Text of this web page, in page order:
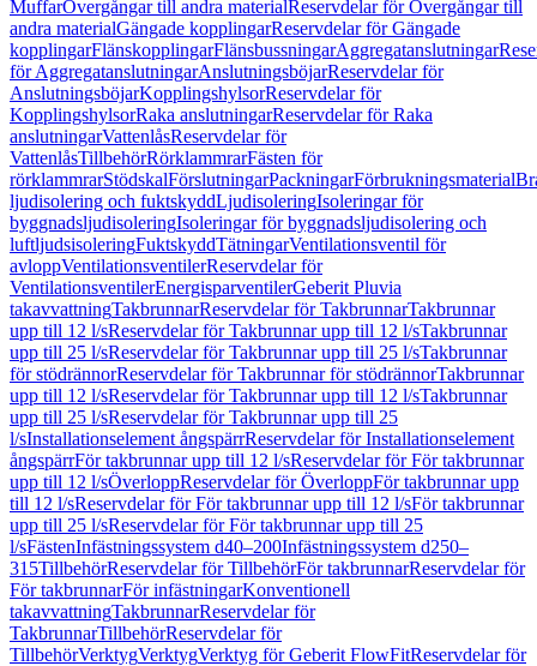
MuffarÖvergångar till andra materialReservdelar för Övergångar till
andra materialGängade kopplingarReservdelar för Gängade
kopplingarFlänskopplingarFlänsbussningarAggregatanslutningar
för AggregatanslutningarAnslutningsböjarReservdelar för
AnslutningsböjarKopplingshylsorReservdelar för
KopplingshylsorRaka anslutningarReservdelar för Raka
anslutningarVattenlåsReservdelar för
VattenlåsTillbehörRörklammrarFästen för
rörklammrarStödskalFörslutningarPackningarFörbrukningsmaterial
ljudisolering och fuktskyddLjudisoleringIsoleringar för
byggnadsljudisoleringIsoleringar för byggnadsljudisolering och
luftljudsisoleringFuktskyddTätningarVentilationsventil för
avloppVentilationsventilerReservdelar för
VentilationsventilerEnergisparventilerGeberit Pluvia
takavvattningTakbrunnarReservdelar för TakbrunnarTakbrunnar
upp till 12 l/sReservdelar för Takbrunnar upp till 12 l/sTakbrunnar
upp till 25 l/sReservdelar för Takbrunnar upp till 25 l/sTakbrunnar
för stödrännorReservdelar för Takbrunnar för stödrännorTakbrunnar
upp till 12 l/sReservdelar för Takbrunnar upp till 12 l/sTakbrunnar
upp till 25 l/sReservdelar för Takbrunnar upp till 25
l/sInstallationselement ångspärrReservdelar för Installationselement
ångspärrFör takbrunnar upp till 12 l/sReservdelar för För takbrunnar
upp till 12 l/sÖverloppReservdelar för ÖverloppFör takbrunnar upp
till 12 l/sReservdelar för För takbrunnar upp till 12 l/sFör takbrunnar
upp till 25 l/sReservdelar för För takbrunnar upp till 25
l/sFästenInfästningssystem d40–200Infästningssystem d250–
315TillbehörReservdelar för TillbehörFör takbrunnarReservdelar för
För takbrunnarFör infästningarKonventionell
takavvattningTakbrunnarReservdelar för
TakbrunnarTillbehörReservdelar för
TillbehörVerktygVerktygVerktyg för Geberit FlowFitReservdelar för